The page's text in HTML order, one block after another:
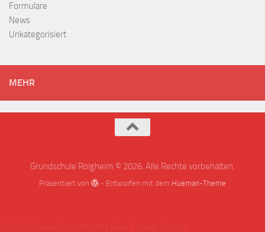
Formulare
News
Unkategorisiert
MEHR
Grundschule Roigheim © 2026. Alle Rechte vorbehalten.
Präsentiert von - Entworfen mit dem Hueman-Theme